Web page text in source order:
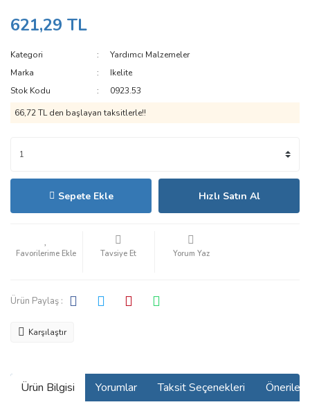
621,29 TL
Kategori
Yardımcı Malzemeler
Marka
Ikelite
Stok Kodu
0923.53
66,72 TL den başlayan taksitlerle!!
Sepete Ekle Hızlı Satın Al
Tavsiye Et Yorum Yaz
Ürün Paylaş :
Karşılaştır
Ürün Bilgisi Yorumlar Taksit Seçenekleri